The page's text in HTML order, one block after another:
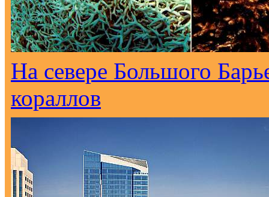
На севере Большого
кораллов